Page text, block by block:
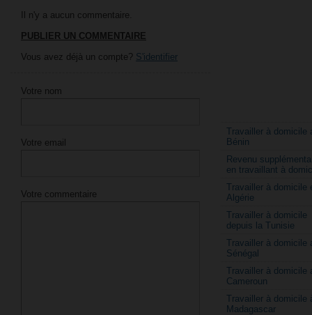
Travailler à domicile
Bénin
Revenu
en travaillant à
Travailler à domicile
Algérie
Travailler à domicile
depuis la Tunisie
Travailler à domicile
Sénégal
Travailler à domicile
Cameroun
Travailler à domicile
Madagascar
Il n'y a aucun commentaire.
PUBLIER UN COMMENTAIRE
Vous avez déjà un compte? S'identifier
Votre nom
Votre email
Votre commentaire